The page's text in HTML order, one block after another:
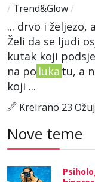
/ Trend&Glow/
... drvo i željezo,
Želi da se ljudi
kutak koji
na po luka tu, a
koji ...
Kreirano 23
Nove teme